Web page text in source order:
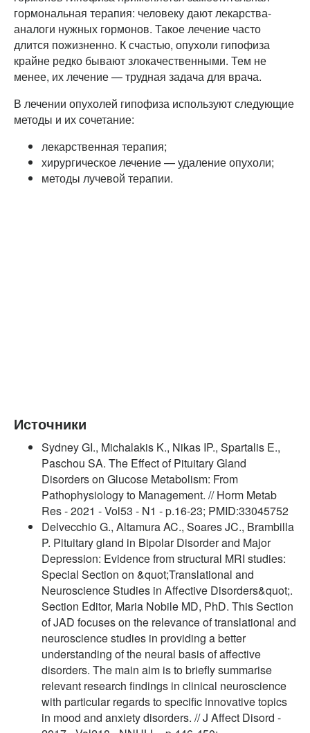
гормональная терапия: человеку дают лекарства-
аналоги нужных гормонов. Такое лечение часто
длится пожизненно. К счастью, опухоли гипофиза
крайне редко бывают злокачественными. Тем не
менее, их лечение — трудная задача для врача.
В лечении опухолей гипофиза используют следующие
методы и их сочетание:
лекарственная терапия;
хирургическое лечение — удаление опухоли;
методы лучевой терапии.
Источники
Sydney GI., Michalakis K., Nikas IP., Spartalis E.,
Paschou SA. The Effect of Pituitary Gland
Disorders on Glucose Metabolism: From
Pathophysiology to Management. // Horm Metab
Res - 2021 - Vol53 - N1 - p.16-23; PMID:33045752
Delvecchio G., Altamura AC., Soares JC., Brambilla
P. Pituitary gland in Bipolar Disorder and Major
Depression: Evidence from structural MRI studies:
Special Section on &quot;Translational and
Neuroscience Studies in Affective Disorders&quot;.
Section Editor, Maria Nobile MD, PhD. This Section
of JAD focuses on the relevance of translational and
neuroscience studies in providing a better
understanding of the neural basis of affective
disorders. The main aim is to briefly summarise
relevant research findings in clinical neuroscience
with particular regards to specific innovative topics
in mood and anxiety disorders. // J Affect Disord -